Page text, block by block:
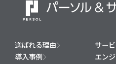
選ばれる理由
サー
導入事例
エン